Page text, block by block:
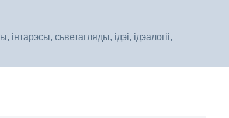
сьветагляды, ідэі, ідэалогіі,